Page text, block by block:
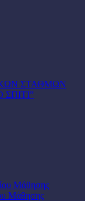
ΣΤΑΘΜΩΝ
Μάθησης
Μάθησης